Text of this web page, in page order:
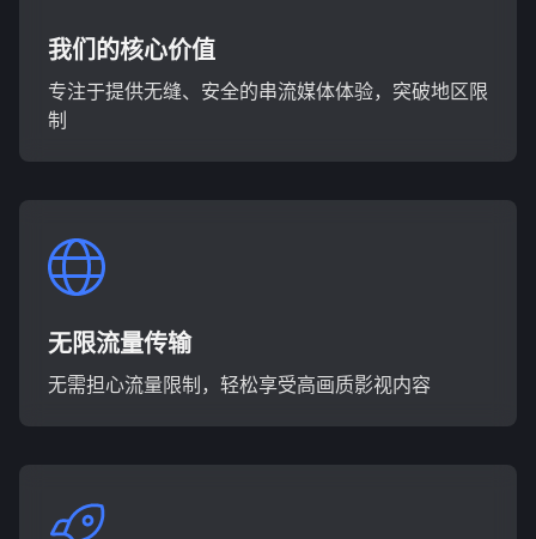
我们的核心价值
专注于提供无缝、安全的串流媒体体验，突破地区限
制
无限流量传输
无需担心流量限制，轻松享受高画质影视内容